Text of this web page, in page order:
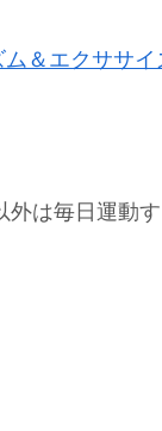
＆エクササイ
は毎日運動